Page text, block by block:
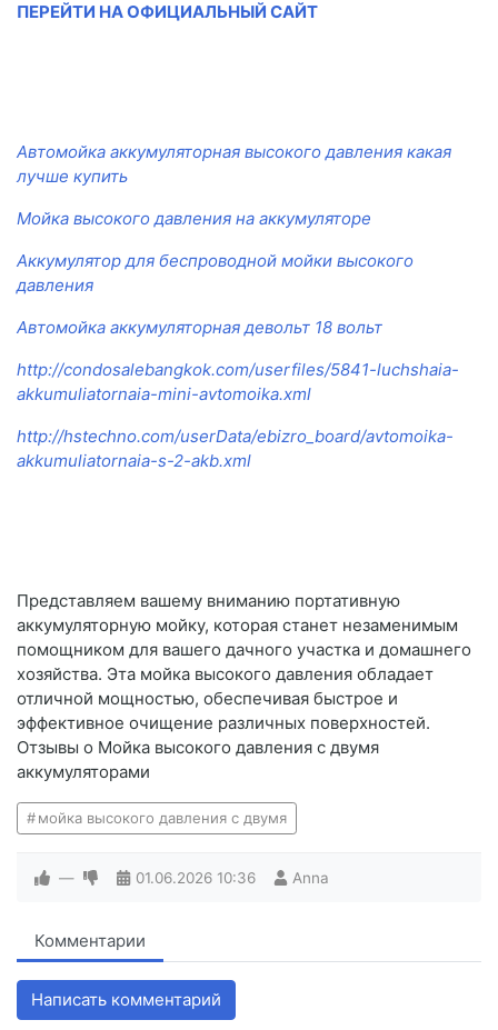
ПЕРЕЙТИ НА ОФИЦИАЛЬНЫЙ САЙТ
Автомойка аккумуляторная высокого давления какая
лучше купить
Мойка высокого давления на аккумуляторе
Аккумулятор для беспроводной мойки высокого
давления
Автомойка аккумуляторная девольт 18 вольт
http://condosalebangkok.com/userfiles/5841-luchshaia-
akkumuliatornaia-mini-avtomoika.xml
http://hstechno.com/userData/ebizro_board/avtomoika-
akkumuliatornaia-s-2-akb.xml
Представляем вашему вниманию портативную
аккумуляторную мойку, которая станет незаменимым
помощником для вашего дачного участка и домашнего
хозяйства. Эта мойка высокого давления обладает
отличной мощностью, обеспечивая быстрое и
эффективное очищение различных поверхностей.
Отзывы о Мойка высокого давления с двумя
аккумуляторами
мойка высокого давления с двумя
— 01.06.2026 10:36 Anna
Комментарии
Написать комментарий